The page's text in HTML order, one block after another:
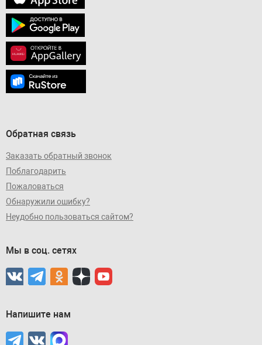
Обратная связь
Заказать обратный звонок
Поблагодарить
Пожаловаться
Обнаружили ошибку?
Неудобно пользоваться сайтом?
Мы в соц. сетях
Напишите нам